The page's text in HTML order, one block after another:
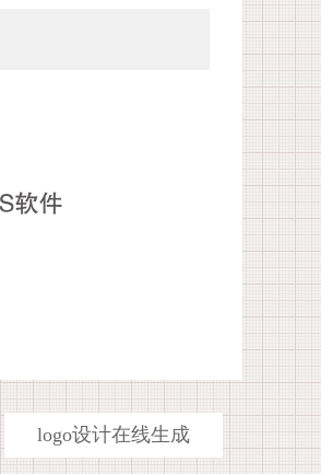
logo设计在线生成